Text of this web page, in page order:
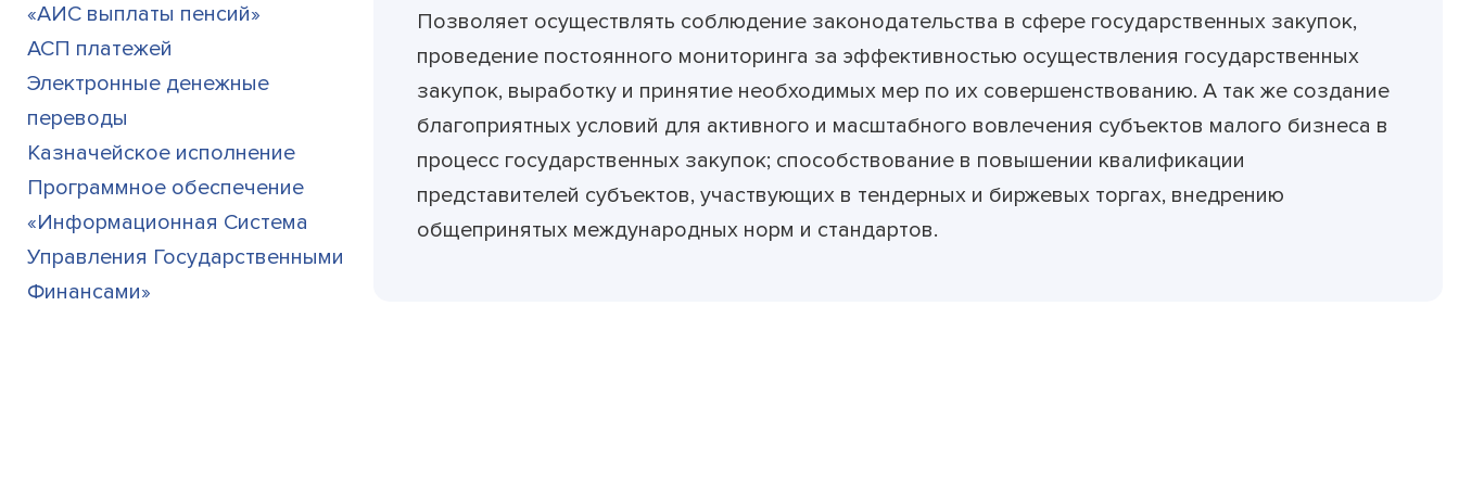
«АИС выплаты пенсий»
АСП платежей
Электронные денежные
переводы
Казначейское исполнение
Программное обеспечение
«Информационная Система
Управления Государственными
Финансами»
Позволяет осуществлять соблюдение законодательства в сфере государственных закупок,
проведение постоянного мониторинга за эффективностью осуществления государственных
закупок, выработку и принятие необходимых мер по их совершенствованию. А так же создание
благоприятных условий для активного и масштабного вовлечения субъектов малого бизнеса в
процесс государственных закупок; способствование в повышении квалификации
представителей субъектов, участвующих в тендерных и биржевых торгах, внедрению
общепринятых международных норм и стандартов.